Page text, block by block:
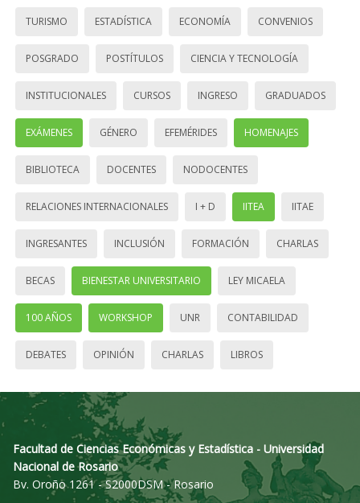
TURISMO ESTADÍSTICA ECONOMÍA CONVENIOS
POSGRADO POSTÍTULOS CIENCIA Y TECNOLOGÍA
INSTITUCIONALES CURSOS INGRESO GRADUADOS
EXÁMENES GÉNERO EFEMÉRIDES HOMENAJES
BIBLIOTECA DOCENTES NODOCENTES
RELACIONES INTERNACIONALES I + D IITEA IITAE
INGRESANTES INCLUSIÓN FORMACIÓN CHARLAS
BECAS BIENESTAR UNIVERSITARIO LEY MICAELA
100 AÑOS WORKSHOP UNR CONTABILIDAD
DEBATES OPINIÓN CHARLAS LIBROS
Facultad de Ciencias Económicas y Estadística - Universidad
Nacional de Rosario
Bv. Oroño 1261 - S2000DSM - Rosario